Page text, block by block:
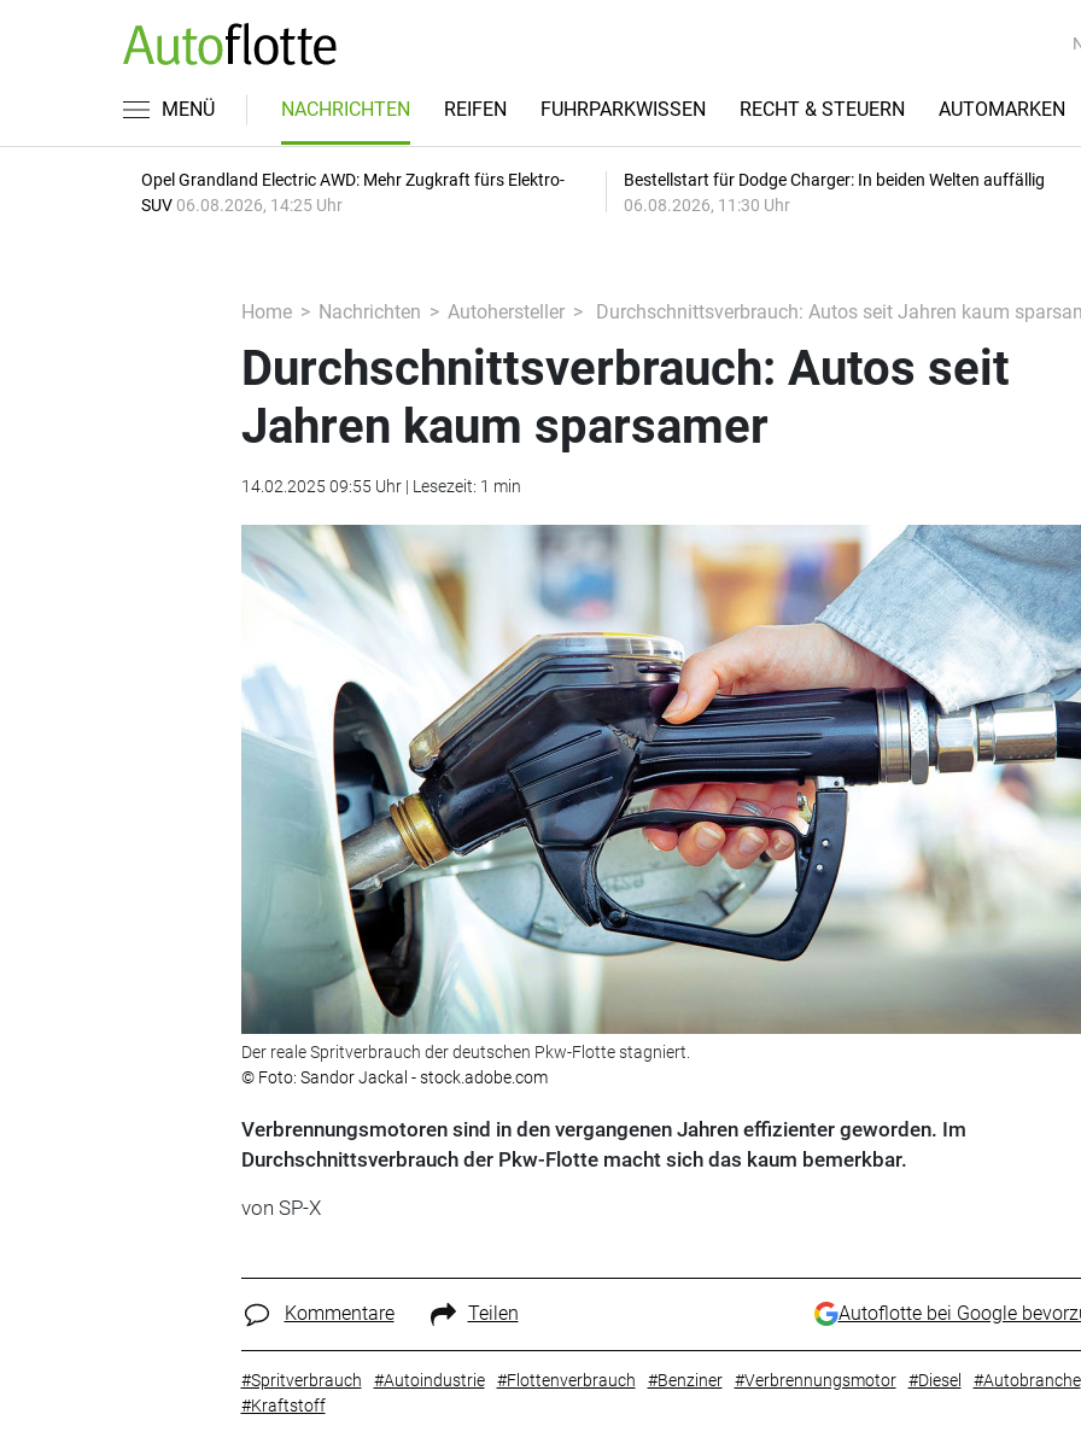
MENÜ NACHRICHTEN REIFEN FUHRPARKWISSEN RECHT & STEUERN AUTOMARKEN
Opel Grandland Electric AWD: Mehr Zugkraft fürs Elektro-
SUV 06.08.2026, 14:25 Uhr
Bestellstart für Dodge Charger: In beiden Welten auffällig
06.08.2026, 11:30 Uhr
Home Nachrichten Autohersteller Durchschnittsverbrauch: Autos seit Jahren kaum
Durchschnittsverbrauch: Autos seit
Jahren kaum sparsamer
14.02.2025 09:55 Uhr | Lesezeit: 1 min
Der reale Spritverbrauch der deutschen Pkw-Flotte stagniert.
© Foto: Sandor Jackal - stock.adobe.com
Verbrennungsmotoren sind in den vergangenen Jahren effizienter geworden. Im
Durchschnittsverbrauch der Pkw-Flotte macht sich das kaum bemerkbar.
von SP-X
Kommentare Teilen Autoflotte bei Google
#Spritverbrauch #Autoindustrie #Flottenverbrauch #Benziner #Verbrennungsmotor #Diesel
#Autobranche
#Kraftstoff